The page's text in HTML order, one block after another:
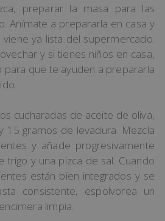
preparar la masa para las
Anímate a prepararla en casa y
ya lista del supermercado.
y si tienes niños en casa,
que te ayuden a prepararla
cucharadas de aceite de oliva,
15 gramos de levadura. Mezcla
y añade progresivamente
trigo y una pizca de sal. Cuando
están bien integrados y se
consistente, espolvorea un
limpia.